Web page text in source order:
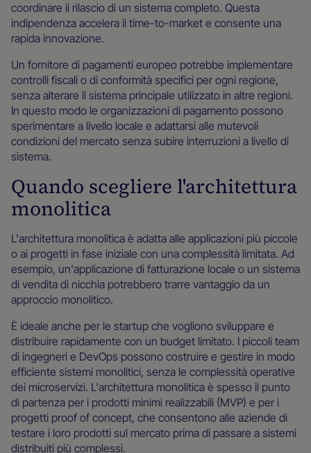
coordinare il rilascio di un sistema completo. Questa
indipendenza accelera il time-to-market e consente una
rapida innovazione.
Un fornitore di pagamenti europeo potrebbe implementare
controlli fiscali o di conformità specifici per ogni regione,
senza alterare il sistema principale utilizzato in altre regioni.
In questo modo le organizzazioni di pagamento possono
sperimentare a livello locale e adattarsi alle mutevoli
condizioni del mercato senza subire interruzioni a livello di
sistema.
Quando scegliere l'architettura
monolitica
L'architettura monolitica è adatta alle applicazioni più piccole
o ai progetti in fase iniziale con una complessità limitata. Ad
esempio, un'applicazione di fatturazione locale o un sistema
di vendita di nicchia potrebbero trarre vantaggio da un
approccio monolitico.
È ideale anche per le startup che vogliono sviluppare e
distribuire rapidamente con un budget limitato. I piccoli team
di ingegneri e DevOps possono costruire e gestire in modo
efficiente sistemi monolitici, senza le complessità operative
dei microservizi. L'architettura monolitica è spesso il punto
di partenza per i prodotti minimi realizzabili (MVP) e per i
progetti proof of concept, che consentono alle aziende di
testare i loro prodotti sul mercato prima di passare a sistemi
distribuiti più complessi.